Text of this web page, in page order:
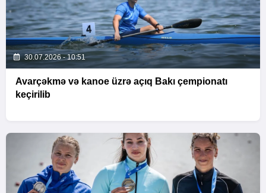
30.07.2026 - 10:51
Avarçəkmə və kanoe üzrə açıq Bakı çempionatı
keçirilib